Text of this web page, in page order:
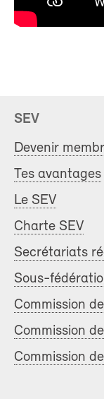
SEV
Devenir
Tes avantages
Le SEV
Charte SEV
Secrétariats
Sous-
Commission
Commission
Commission